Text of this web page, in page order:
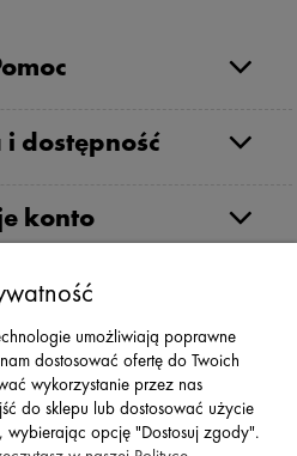
dostępność
konto
Wymiany
umożliwiają poprawne
dostosować ofertę do Twoich
wykorzystanie przez nas
do sklepu lub dostosować użycie
wybierając opcję "Dostosuj zgody".